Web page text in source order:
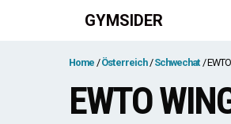
GYMSIDER
Home Österreich Schwechat
EWTO